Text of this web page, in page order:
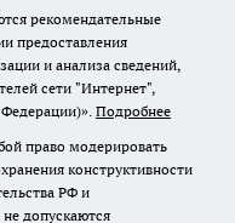
рекомендательные
предоставления
и анализа сведений,
сети "Интернет",
Подробнее
право модерировать
конструктивности
РФ и
допускаются